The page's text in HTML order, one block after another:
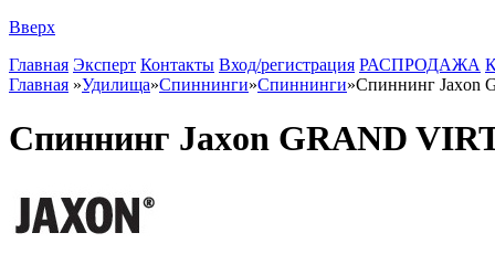
Вверх
Главная Эксперт Контакты Вход/регистрация РАСПРОДАЖА
Главная »Удилища»Спиннинги»Спиннинги»Спиннинг Jaxon
Спиннинг Jaxon GRAND